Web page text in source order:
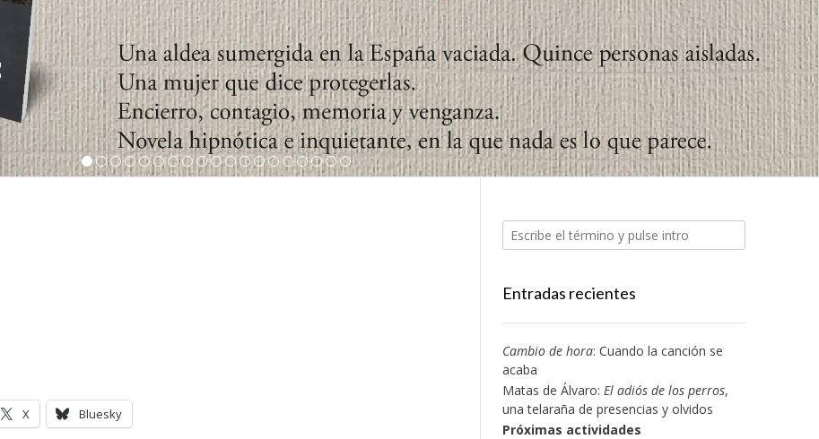
1 2 3 4 5 6 7 8 9 10111213141516171819
X Bluesky
Entradas recientes
Cambio de hora: Cuando la canción se
acaba
Matas de Álvaro: El adiós de los perros,
una telaraña de presencias y olvidos
Próximas actividades